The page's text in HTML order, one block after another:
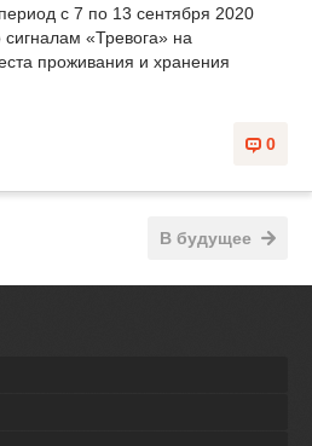
с 7 по 13 сентября 2020
«Тревога» на
проживания и хранения
0
В будущее